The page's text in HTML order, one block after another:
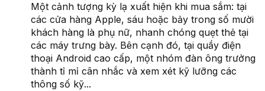
Một cảnh tượng kỳ lạ xuất hiện khi mua sắm: tại
các cửa hàng Apple, sáu hoặc bảy trong số mười
khách hàng là phụ nữ, nhanh chóng quẹt thẻ tại
các máy trưng bày. Bên cạnh đó, tại quầy điện
thoại Android cao cấp, một nhóm đàn ông trưởng
thành tỉ mỉ cân nhắc và xem xét kỹ lưỡng các
thông số kỹ...